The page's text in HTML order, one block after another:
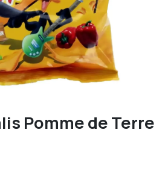
Pomme de Terre